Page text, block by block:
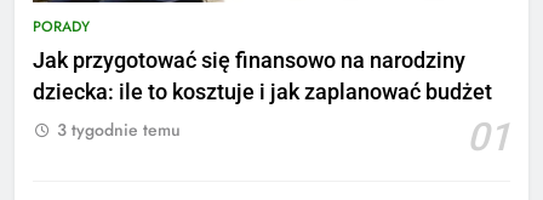
PORADY
Jak przygotować się finansowo na narodziny
dziecka: ile to kosztuje i jak zaplanować budżet
01
3 tygodnie temu